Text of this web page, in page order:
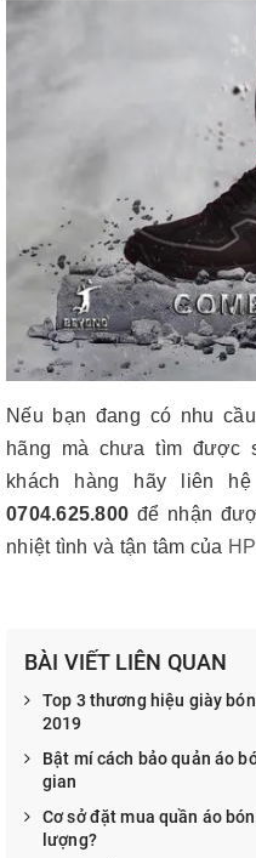
Nếu bạn đang có nhu
hãng mà chưa tìm được
khách hàng hãy liên
0704.625.800 để nhận
nhiệt tình và tận tâm của
BÀI VIẾT LIÊN QUAN
Top 3 thương hiệu giày
2019
Bật mí cách bảo quản áo
gian
Cơ sở đặt mua quần áo
lượng?